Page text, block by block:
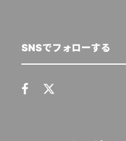
SNSでフォローする